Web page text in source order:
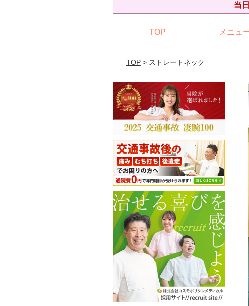
当
TOP メニュ
TOP> ストレートネック